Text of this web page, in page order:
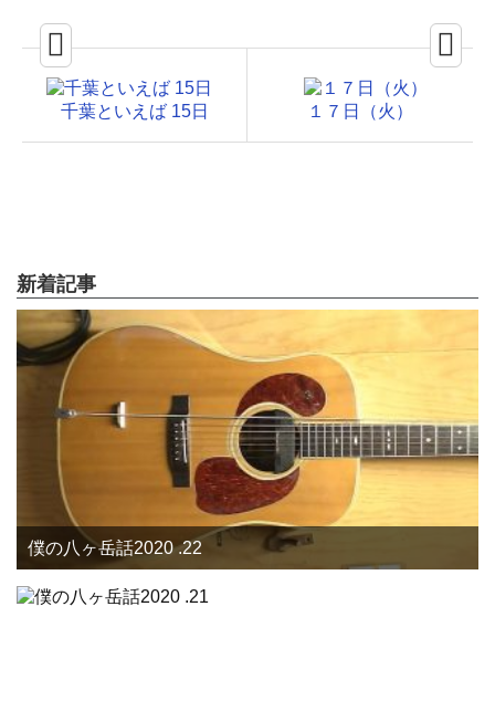
千葉といえば 15日 １７日（火）
新着記事
僕の八ヶ岳話2020 .22